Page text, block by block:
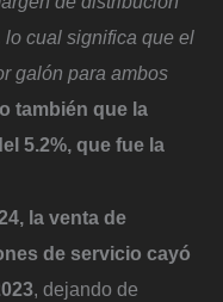
lo cual significa que el
galón para ambos
también que la
5.2%, que fue la
la venta de
de servicio cayó
, dejando de